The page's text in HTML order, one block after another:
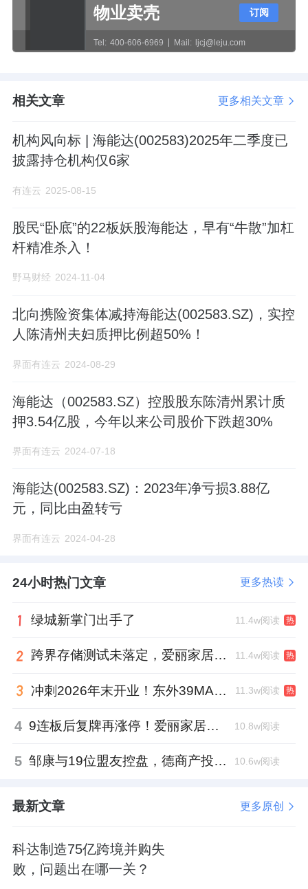
为公司争取合法权益，积极配合法院庭审并提
供相关材料及证据，并已向美国第七巡回上诉
据查，海能达成立于1993年5月11日，法定代
“对讲机之王”之称，是全球专网通信领域的供
应商，致力于数字对讲机终端、数字集群通信
系统等专业无线通信设备的研发、制造、销售
为陈清州，持股39.25%。
4月8日，海能达股票一字跌停。截至收盘，海
元。
作者：邓如菲
物业卖壳
Tel: 400-606-6969 Mail: ljcj@leju.com
订阅
相关文章 更多相关文章
机构风向标 | 海能达(002583)2025年二季度已
披露持仓机构仅6家
有连云 2025-08-15
股民“卧底”的22板妖股海能达，早有“牛散”加杠
杆精准杀入！
野马财经 2024-11-04
北向携险资集体减持海能达(002583.SZ)，实控
人陈清州夫妇质押比例超50%！
界面有连云 2024-08-29
海能达（002583.SZ）控股股东陈清州累计质
押3.54亿股，今年以来公司股价下跌超30%
界面有连云 2024-07-18
海能达(002583.SZ)：2023年净亏损3.88亿
元，同比由盈转亏
界面有连云 2024-04-28
24小时热门文章 更多热读
绿城新掌门出手了 11.4w阅读 热
跨界存储测试未落定，爱丽家居复牌前自揭多重风险 11.4w阅读 热
冲刺2026年末开业！东外39MALL全球招商启幕，重构东直门商圈格局 11.3w阅读 热
4 9连板后复牌再涨停！爱丽家居市盈率318倍，跨界收购案尚未落地 10.8w阅读
5 邹康与19位盟友控盘，德商产投服务散户绝迹 10.6w阅读
最新文章 更多原创
科达制造75亿跨境并购失
败，问题出在哪一关？